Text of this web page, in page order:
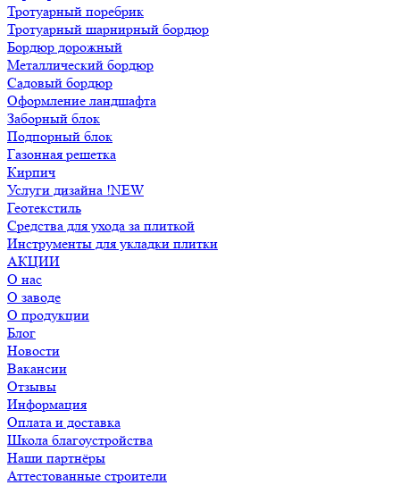
Тротуарный поребрик
Тротуарный шарнирный бордюр
Бордюр дорожный
Металлический бордюр
Садовый бордюр
Оформление ландшафта
Заборный блок
Подпорный блок
Газонная решетка
Кирпич
Услуги дизайна !NEW
Геотекстиль
Средства для ухода за плиткой
Инструменты для укладки плитки
АКЦИИ
О нас
О заводе
О продукции
Блог
Новости
Вакансии
Отзывы
Информация
Оплата и доставка
Школа благоустройства
Наши партнёры
Аттестованные строители